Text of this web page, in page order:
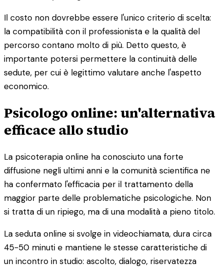
Il costo non dovrebbe essere l'unico criterio di scelta:
la compatibilità con il professionista e la qualità del
percorso contano molto di più. Detto questo, è
importante potersi permettere la continuità delle
sedute, per cui è legittimo valutare anche l'aspetto
economico.
Psicologo online: un'alternativa
efficace allo studio
La psicoterapia online ha conosciuto una forte
diffusione negli ultimi anni e la comunità scientifica ne
ha confermato l'efficacia per il trattamento della
maggior parte delle problematiche psicologiche. Non
si tratta di un ripiego, ma di una modalità a pieno titolo.
La seduta online si svolge in videochiamata, dura circa
45-50 minuti e mantiene le stesse caratteristiche di
un incontro in studio: ascolto, dialogo, riservatezza